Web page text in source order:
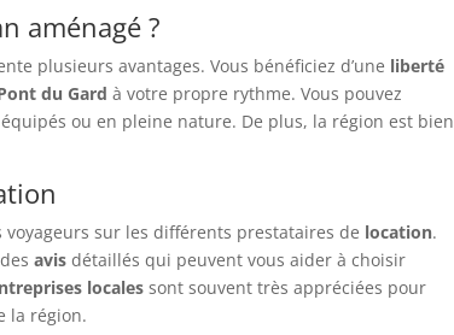
aménagé ?
plusieurs avantages. Vous bénéficiez d’une liberté
du Gard à votre propre rythme. Vous pouvez
ou en pleine nature. De plus, la région est bien
sur les différents prestataires de location.
avisdétaillés qui peuvent vous aider à choisir
localessont souvent très appréciées pour
la région.